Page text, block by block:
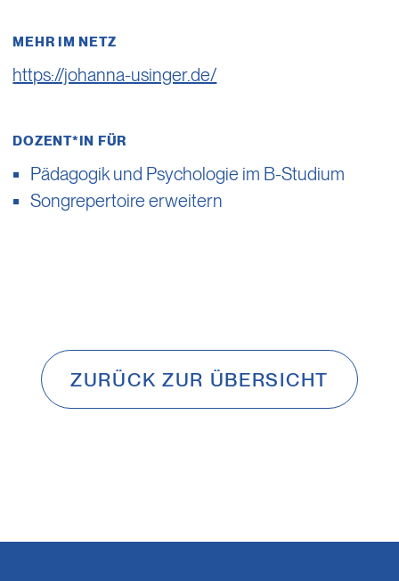
MEHR IM NETZ
https://johanna-usinger.de/
DOZENT*IN FÜR
Pädagogik und Psychologie im B-Studium
Songrepertoire erweitern
ZURÜCK ZUR ÜBERSICHT